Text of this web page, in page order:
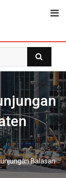
Balasan